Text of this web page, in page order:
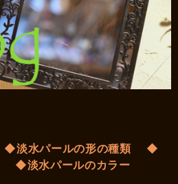
◆淡水パールの形の種類
◆
◆淡水パールのカラー